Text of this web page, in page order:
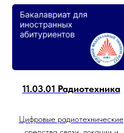
11.03.01 Радиотехника
Цифровые радиотехнические